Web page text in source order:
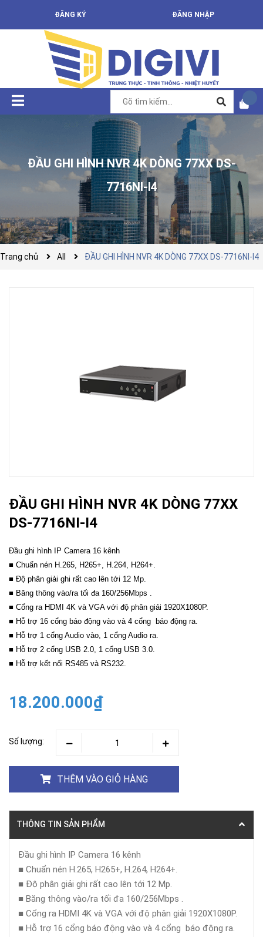
ĐĂNG KÝ ĐĂNG NHẬP
ĐẦU GHI HÌNH NVR 4K DÒNG 77XX DS-
7716NI-I4
Trang chủ All ĐẦU GHI HÌNH NVR 4K DÒNG 77XX DS-7716NI-I4
ĐẦU GHI HÌNH NVR 4K DÒNG 77XX
DS-7716NI-I4
Đầu ghi hình IP Camera 16 kênh
■ Chuẩn nén H.265, H265+, H.264, H264+.
■ Độ phân giải ghi rất cao lên tới 12 Mp.
■ Băng thông vào/ra tối đa 160/256Mbps .
■ Cổng ra HDMI 4K và VGA với độ phân giải 1920X1080P.
■ Hỗ trợ 16 cổng báo động vào và 4 cổng báo động ra.
■ Hỗ trợ 1 cổng Audio vào, 1 cổng Audio ra.
■ Hỗ trợ 2 cổng USB 2.0, 1 cổng USB 3.0.
■ Hỗ trợ kết nối RS485 và RS232.
18.200.000₫
Số lượng:
THÊM VÀO GIỎ HÀNG
THÔNG TIN SẢN PHẨM
Đầu ghi hình IP Camera 16 kênh
■ Chuẩn nén H.265, H265+, H.264, H264+.
■ Độ phân giải ghi rất cao lên tới 12 Mp.
■ Băng thông vào/ra tối đa 160/256Mbps .
■ Cổng ra HDMI 4K và VGA với độ phân giải 1920X1080P.
■ Hỗ trợ 16 cổng báo động vào và 4 cổng báo động ra.